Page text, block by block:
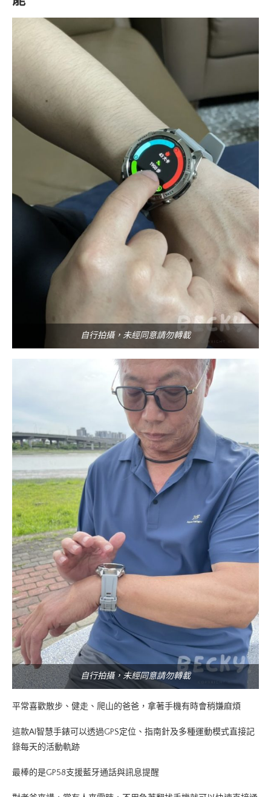
自行拍攝，未經同意請勿轉載
自行拍攝，未經同意請勿轉載
平常喜歡散步、健走、爬山的爸爸，拿著手機有時會稍嫌麻煩
這款AI智慧手錶可以透過GPS定位、指南針及多種運動模式直接記
錄每天的活動軌跡
最棒的是GP58支援藍牙通話與訊息提醒